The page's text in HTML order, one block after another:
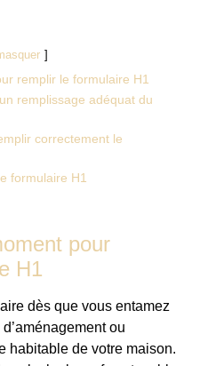
remplir le formulaire H1
remplissage adéquat du
correctement le
formulaire H1
pour
H1
dès que vous entamez
ou
habitable de votre maison.